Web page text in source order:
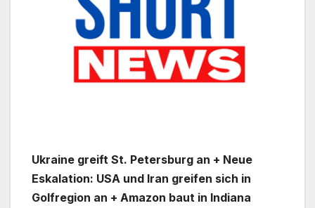
Ukraine greift St. Petersburg an + Neue
Eskalation: USA und Iran greifen sich in
Golfregion an + Amazon baut in Indiana